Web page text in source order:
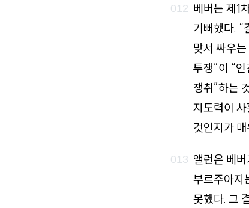
베버는 제1
기뻐했다. “
맞서 싸우
투쟁”이 “
쟁취”하는
지도력이
것인지가
앨런은 베
부르주아지
못했다. 그